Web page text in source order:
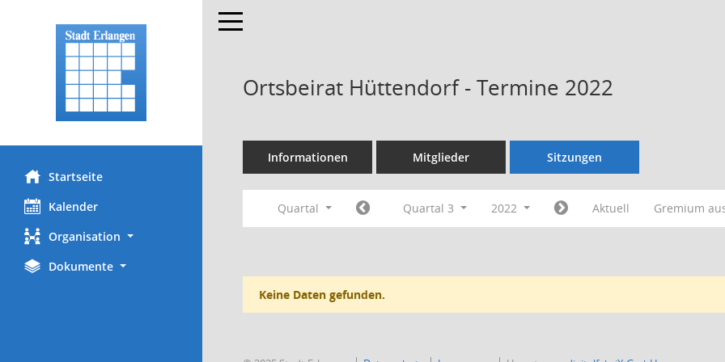
Startseite
Kalender
Organisation
Dokumente
Toggle navigation
Ortsbeirat Hüttendorf - Termine 2022
Informationen Mitglieder Sitzungen
Quartal Quartal 3 2022 Aktuell Gremium
Keine Daten gefunden.